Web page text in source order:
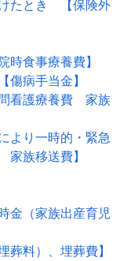
たとき 【保険外
食事療養費】
病手当金】
看護療養費 家族
より一時的・緊急
族移送費】
金（家族出産育児
料）、埋葬費】